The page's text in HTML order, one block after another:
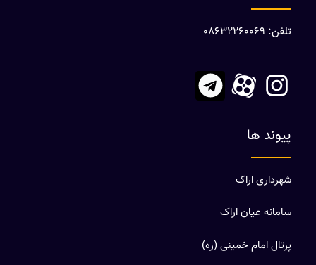
تلفن: 08632260069
پیوند ها
شهرداری اراک
سامانه عیان اراک
پرتال امام خمینی (ره)